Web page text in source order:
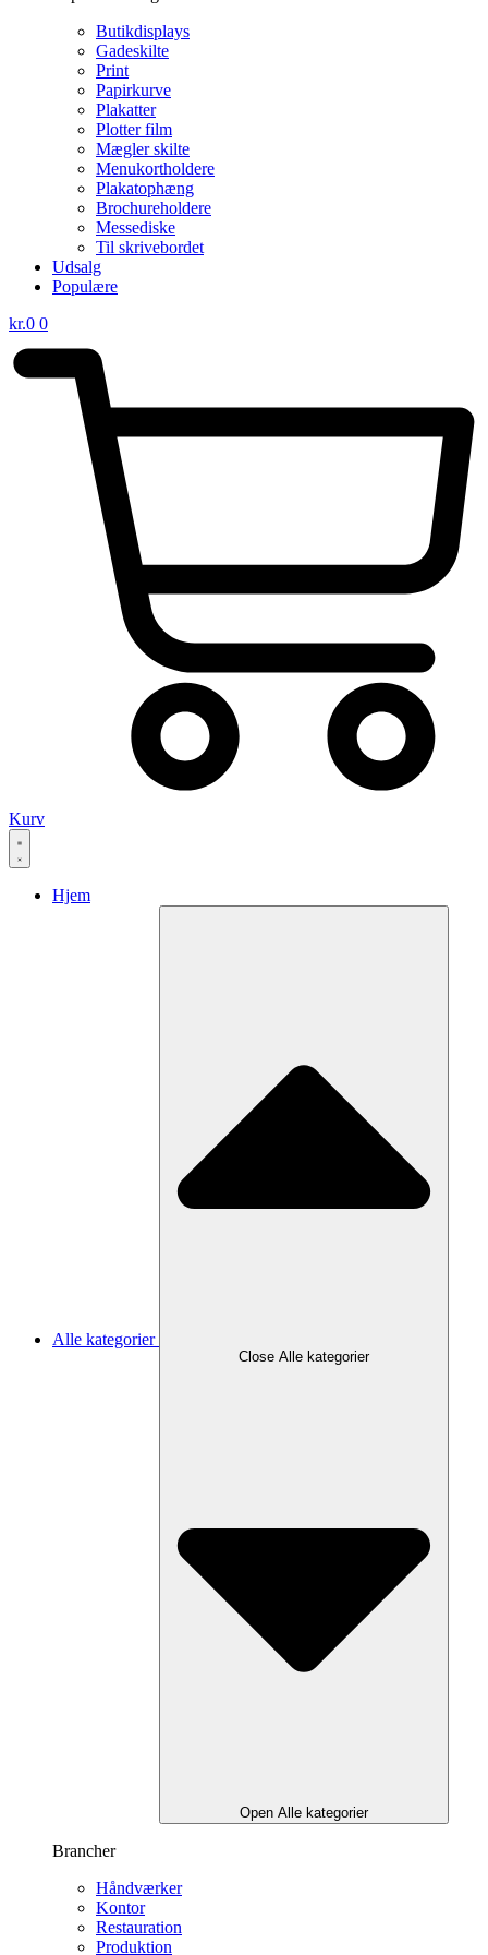
Butikdisplays
Gadeskilte
Print
Papirkurve
Plakatter
Plotter film
Mægler skilte
Menukortholdere
Plakatophæng
Brochureholdere
Messediske
Til skrivebordet
Udsalg
Populære
kr.0 0
Kurv
Hjem
Alle kategorier
Close Alle kategorier
Open Alle kategorier
Brancher
Håndværker
Kontor
Restauration
Produktion